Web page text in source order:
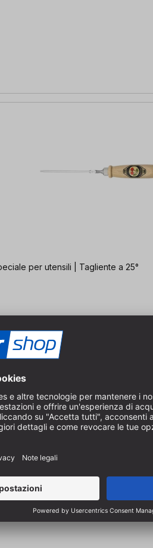
per utensili | Tagliente a 25°